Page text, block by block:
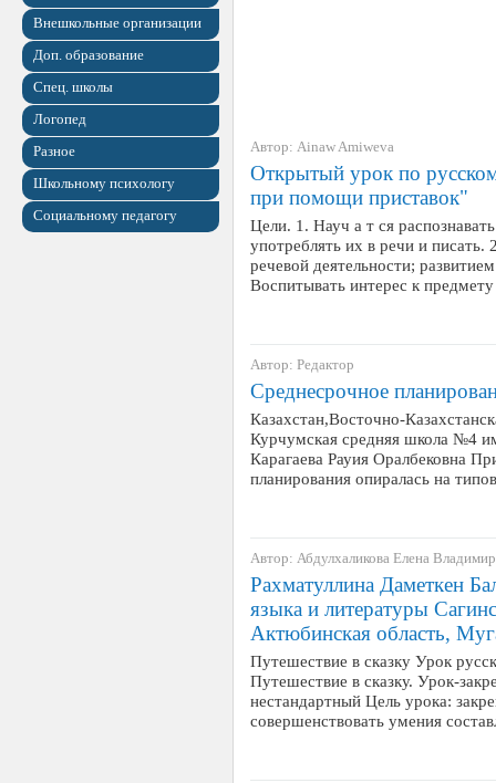
Внешкольные организации
Доп. образование
Спец. школы
Логопед
Разное
Школьному психологу
Социальному педагогу
Автор: Ainaw Amiweva
Открытый урок по
при помощи приставок"
Цели. 1. Науч а т ся
употреблять их в речи и
речевой деятельности;
Воспитывать интерес к
Автор: Редактор
Среднесрочное
Казахстан,Восточно-
Курчумская средняя школа №4
Карагаева Рауия Оралбековна
планирования опиралась на
Автор: Абдулхаликова Елена
Рахматуллина Даметкен
языка и литературы
Актюбинская область,
Путешествие в сказку Урок
Путешествие в сказку. Урок-
нестандартный Цель урока:
совершенствовать умения